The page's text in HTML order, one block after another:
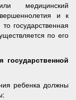
медицинский
и к
государственная
по его
государственной
ребенка должны